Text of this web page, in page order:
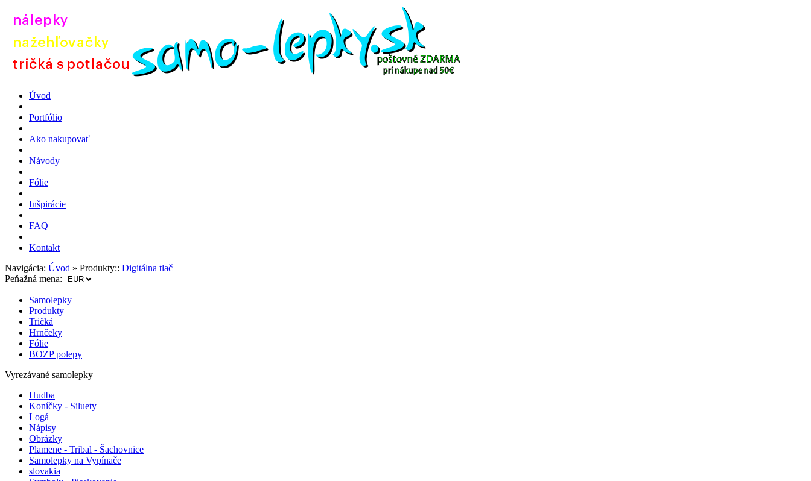
Úvod
Portfólio
Ako nakupovať
Návody
Fólie
Inšpirácie
FAQ
Kontakt
Navigácia: Úvod » Produkty:: Digitálna tlač
Peňažná mena:
Samolepky
Produkty
Tričká
Hrnčeky
Fólie
BOZP polepy
Vyrezávané samolepky
Hudba
Koníčky - Siluety
Logá
Nápisy
Obrázky
Plamene - Tribal - Šachovnice
Samolepky na Vypínače
slovakia